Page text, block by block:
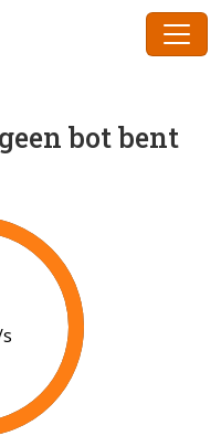
bot bent